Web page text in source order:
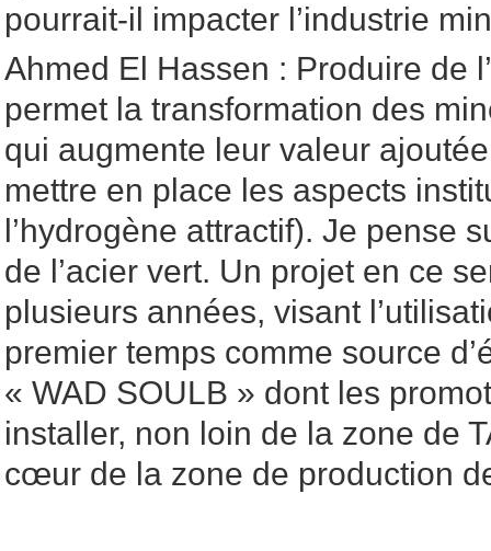
pourrait-il impacter l’industrie
Ahmed El Hassen : Produire de
permet la transformation des
qui augmente leur valeur
mettre en place les aspects
l’hydrogène attractif). Je pense
de l’acier vert. Un projet en ce
plusieurs années, visant
premier temps comme source
« WAD SOULB » dont les
installer, non loin de la zone de
cœur de la zone de production